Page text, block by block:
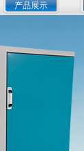
产品展示